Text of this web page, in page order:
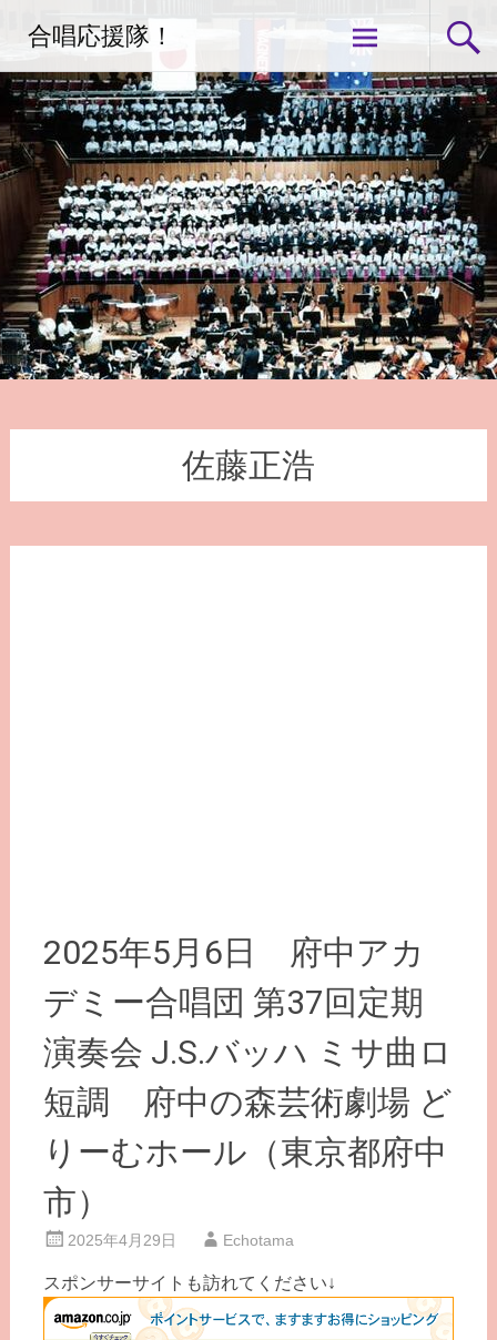
ン
ツ
へ
ス
合唱応援隊！
佐藤正浩
2025年5月6日 府中アカ
デミー合唱団 第37回定期
演奏会 J.S.バッハ ミサ曲ロ
短調 府中の森芸術劇場 ど
りーむホール（東京都府中
市）
2025年4月29日 Echotama
スポンサーサイトも訪れてください↓